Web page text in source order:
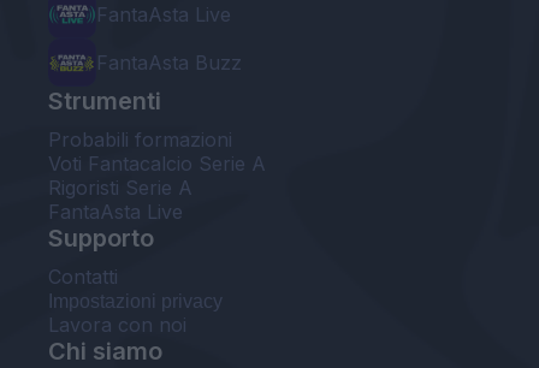
FantaAsta Live
FantaAsta Buzz
Strumenti
Probabili formazioni
Voti Fantacalcio Serie A
Rigoristi Serie A
FantaAsta Live
Supporto
Contatti
Impostazioni privacy
Lavora con noi
Chi siamo